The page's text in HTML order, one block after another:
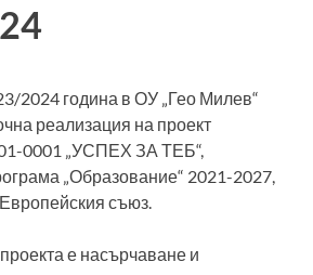
2024 година в ОУ „Гео Милев“
реализация на проект
0001 „УСПЕХ ЗА ТЕБ“,
„Образование“ 2021-2027,
съюз.
е насърчаване и